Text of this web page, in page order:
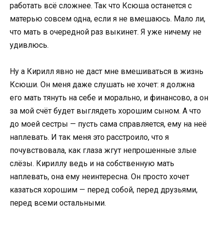
работать всё сложнее. Так что Ксюша останется с
матерью совсем одна, если я не вмешаюсь. Мало ли,
что мать в очередной раз выкинет. Я уже ничему не
удивлюсь.
Ну а Кирилл явно не даст мне вмешиваться в жизнь
Ксюши. Он меня даже слушать не хочет: я должна
его мать тянуть на себе и морально, и финансово, а он
за мой счёт будет выглядеть хорошим сыном. А что
до моей сестры — пусть сама справляется, ему на неё
наплевать. И так меня это расстроило, что я
почувствовала, как глаза жгут непрошенные злые
слёзы. Кириллу ведь и на собственную мать
наплевать, она ему неинтересна. Он просто хочет
казаться хорошим — перед собой, перед друзьями,
перед всеми остальными.